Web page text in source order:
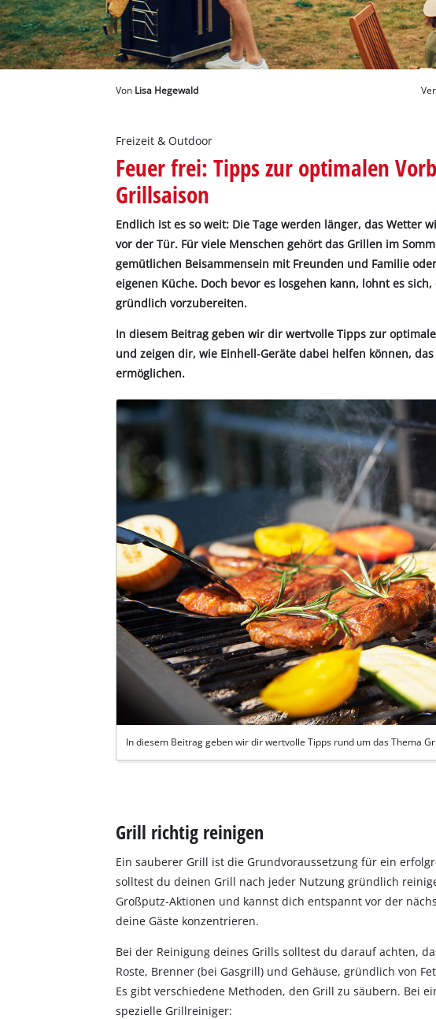
Deutsch
Deutsch
English
Von Lisa Hegewald
Freizeit & Outdoor
Feuer frei: Tipps zur optimalen
Grillsaison
Endlich ist es so weit: Die Tage werden länger, das Wetter
vor der Tür. Für viele Menschen gehört das Grillen im
gemütlichen Beisammensein mit Freunden und Familie
eigenen Küche. Doch bevor es losgehen kann, lohnt es
gründlich vorzubereiten.
In diesem Beitrag geben wir dir wertvolle Tipps zur
und zeigen dir, wie Einhell-Geräte dabei helfen können,
ermöglichen.
In diesem Beitrag geben wir dir wertvolle Tipps rund um das Thema
Grill richtig reinigen
Ein sauberer Grill ist die Grundvoraussetzung für ein
solltest du deinen Grill nach jeder Nutzung gründlich
Großputz-Aktionen und kannst dich entspannt vor der
deine Gäste konzentrieren.
Bei der Reinigung deines Grills solltest du darauf achten,
Roste, Brenner (bei Gasgrill) und Gehäuse, gründlich von
Es gibt verschiedene Methoden, den Grill zu säubern. Bei
spezielle Grillreiniger: